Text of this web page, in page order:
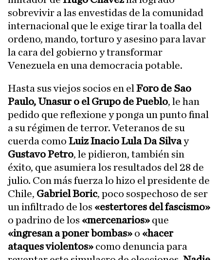
sobrevivir a las envestidas de la comunidad
internacional que le exige tirar la toalla del
ordeno, mando, torturo y asesino para lavar
la cara del gobierno y transformar
Venezuela en una democracia potable.
Hasta sus viejos socios en el Foro de Sao
Paulo, Unasur o el Grupo de Pueblo, le han
pedido que reflexione y ponga un punto final
a su régimen de terror. Veteranos de su
cuerda como Luiz Inacio Lula Da Silvay
Gustavo Petro, le pidieron, también sin
éxito, que asumiera los resultados del 28 de
julio. Con más fuerza lo hizo el presidente de
Chile, Gabriel Boric, poco sospechoso de ser
un infiltrado de los «estertores del fascismo»
o padrino de los «mercenarios» que
«ingresan a poner bombas» o «hacer
ataques violentos» como denuncia para